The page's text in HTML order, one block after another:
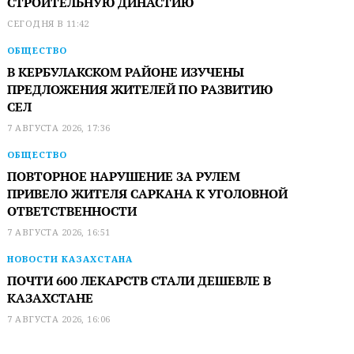
СЕГОДНЯ В 11:42
ОБЩЕСТВО
В КЕРБУЛАКСКОМ РАЙОНЕ ИЗУЧЕНЫ
ПРЕДЛОЖЕНИЯ ЖИТЕЛЕЙ ПО РАЗВИТИЮ
СЕЛ
7 АВГУСТА 2026, 17:36
ОБЩЕСТВО
ПОВТОРНОЕ НАРУШЕНИЕ ЗА РУЛЕМ
ПРИВЕЛО ЖИТЕЛЯ САРКАНА К УГОЛОВНОЙ
ОТВЕТСТВЕННОСТИ
7 АВГУСТА 2026, 16:51
НОВОСТИ КАЗАХСТАНА
ПОЧТИ 600 ЛЕКАРСТВ СТАЛИ ДЕШЕВЛЕ В
КАЗАХСТАНЕ
7 АВГУСТА 2026, 16:06